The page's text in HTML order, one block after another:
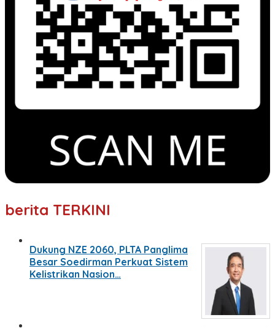
berita TERKINI
Dukung NZE 2060, PLTA Panglima
Besar Soedirman Perkuat Sistem
Kelistrikan Nasion…